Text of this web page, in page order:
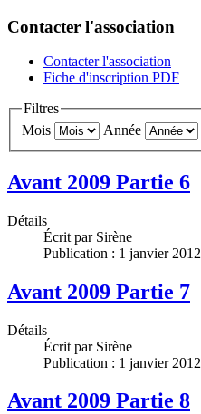
Contacter l'association
Contacter l'association
Fiche d'inscription PDF
Filtres
Mois
Année
Avant 2009 Partie 6
Détails
Écrit par Sirène
Publication : 1 janvier 2012
Avant 2009 Partie 7
Détails
Écrit par Sirène
Publication : 1 janvier 2012
Avant 2009 Partie 8